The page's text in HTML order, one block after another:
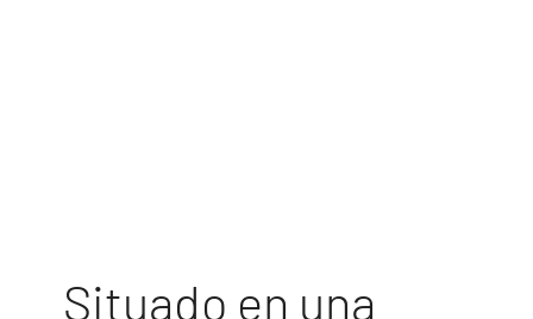
Situado en una